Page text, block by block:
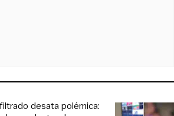
desata polémica: